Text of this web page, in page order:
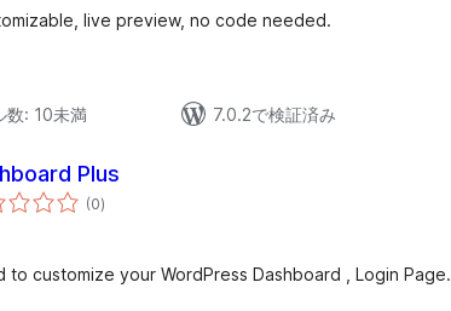
live preview, no code needed.
数: 10未満
7.0.2で検証済み
Plus
(0個
の)
to customize your WordPress Dashboard , Login Page.